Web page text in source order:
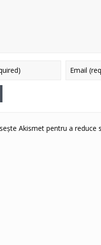
Akismet pentru a reduce